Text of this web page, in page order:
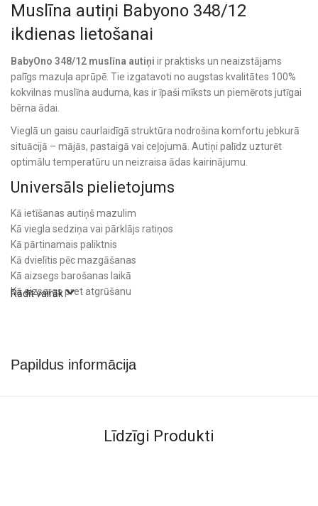
Muslīna autiņi Babyono 348/12
ikdienas lietošanai
BabyOno 348/12 muslīna autiņi ir praktisks un neaizstājams
palīgs mazuļa aprūpē. Tie izgatavoti no augstas kvalitātes 100%
kokvilnas muslīna auduma, kas ir īpaši mīksts un piemērots jutīgai
bērna ādai.
Vieglā un gaisu caurlaidīgā struktūra nodrošina komfortu jebkurā
situācijā – mājās, pastaigā vai ceļojumā. Autiņi palīdz uzturēt
optimālu temperatūru un neizraisa ādas kairinājumu.
Universāls pielietojums
Kā ietīšanas autiņš mazulim
Kā viegla sedziņa vai pārklājs ratiņos
Kā pārtinamais paliktnis
Kā dvielītis pēc mazgāšanas
Kā aizsegs barošanas laikā
Kā aizsargs pret atgrūšanu
Modelis: 348/12
Rādīt vairāk
Papildus informācija
Līdzīgi Produkti